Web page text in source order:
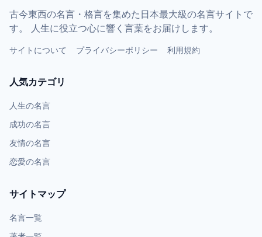
古今東西の名言・格言を集めた日本最大級の名言サイトで
す。 人生に役立つ心に響く言葉をお届けします。
サイトについて プライバシーポリシー 利用規約
人気カテゴリ
人生の名言
成功の名言
友情の名言
恋愛の名言
サイトマップ
名言一覧